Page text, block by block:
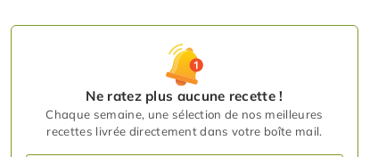
Ne ratez plus aucune recette !
Chaque semaine, une sélection de nos meilleures
recettes livrée directement dans votre boîte mail.